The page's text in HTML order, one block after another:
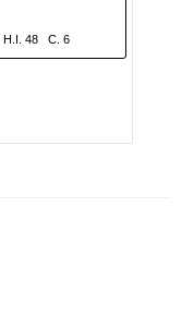
H.I. 48 C. 6